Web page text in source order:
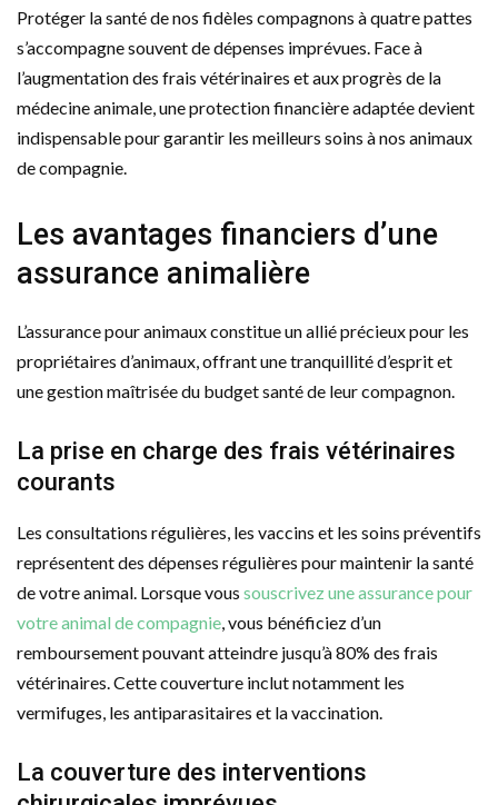
Protéger la santé de nos fidèles compagnons à quatre pattes
s’accompagne souvent de dépenses imprévues. Face à
l’augmentation des frais vétérinaires et aux progrès de la
médecine animale, une protection financière adaptée devient
indispensable pour garantir les meilleurs soins à nos animaux
de compagnie.
Les avantages financiers d’une
assurance animalière
L’assurance pour animaux constitue un allié précieux pour les
propriétaires d’animaux, offrant une tranquillité d’esprit et
une gestion maîtrisée du budget santé de leur compagnon.
La prise en charge des frais vétérinaires
courants
Les consultations régulières, les vaccins et les soins préventifs
représentent des dépenses régulières pour maintenir la santé
de votre animal. Lorsque vous souscrivez une assurance pour
votre animal de compagnie, vous bénéficiez d’un
remboursement pouvant atteindre jusqu’à 80% des frais
vétérinaires. Cette couverture inclut notamment les
vermifuges, les antiparasitaires et la vaccination.
La couverture des interventions